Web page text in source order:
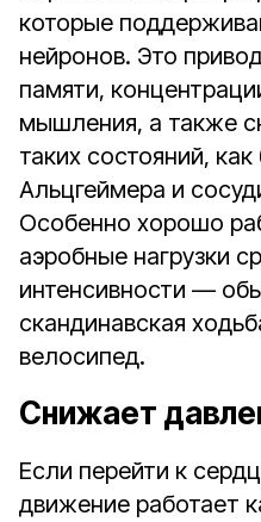
которые
нейронов. Это
памяти,
мышления, а также
таких состояний,
Альцгеймера и
Особенно хорошо
аэробные нагрузки
интенсивности —
скандинавская
велосипед.
Снижает
Если перейти к
движение работает